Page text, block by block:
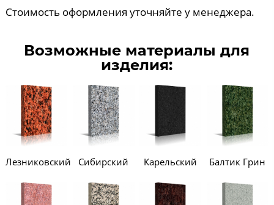
Стоимость оформления уточняйте у менеджера.
Возможные материалы для
изделия:
Лезниковский Сибирский Карельский Балтик Грин